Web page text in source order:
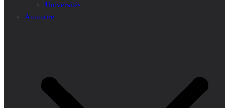
Universités
Annuaire